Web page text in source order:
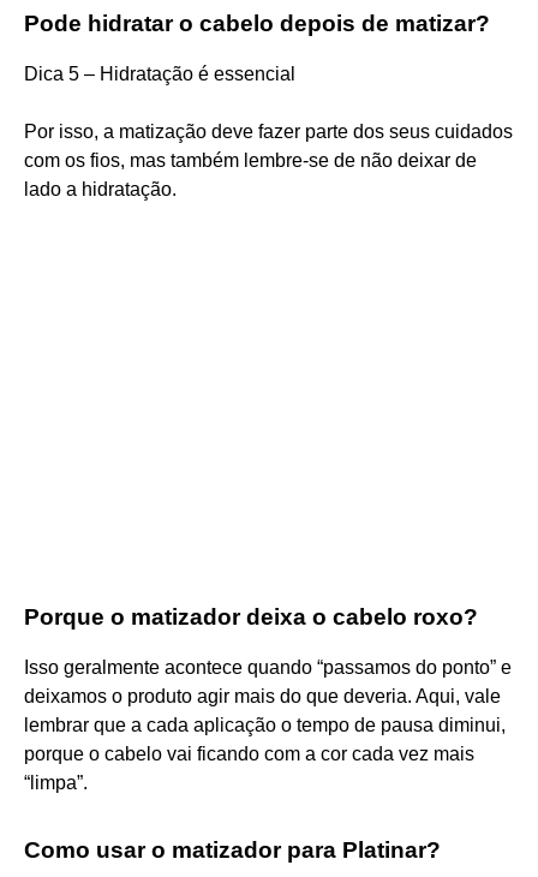
Pode hidratar o cabelo depois de matizar?
Dica 5 – Hidratação é essencial
Por isso, a matização deve fazer parte dos seus cuidados
com os fios, mas também lembre-se de não deixar de
lado a hidratação.
Porque o matizador deixa o cabelo roxo?
Isso geralmente acontece quando “passamos do ponto” e
deixamos o produto agir mais do que deveria. Aqui, vale
lembrar que a cada aplicação o tempo de pausa diminui,
porque o cabelo vai ficando com a cor cada vez mais
“limpa”.
Como usar o matizador para Platinar?